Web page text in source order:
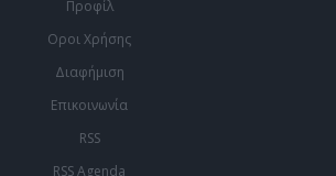
Προφίλ
Οροι Χρήσης
Διαφήμιση
Επικοινωνία
RSS
RSS Agenda